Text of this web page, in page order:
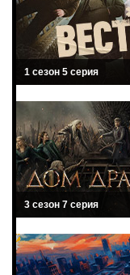
1 сезон 5 серия
3 сезон 7 серия